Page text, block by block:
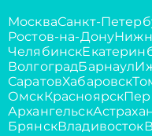
МоскваСанкт-
Ростов-на-Дону
Челябинск
ВолгоградБарнаул
СаратовХабаровск
ОмскКрасноярск
Архангельск
БрянскВладивосток